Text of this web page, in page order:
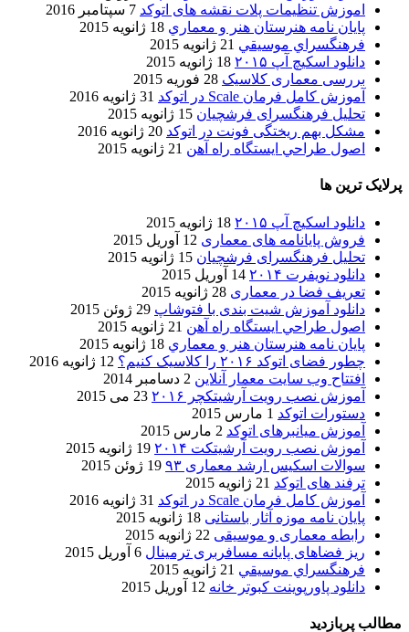
اموزش تنظیمات پلات نقشه های اتوکد 7 سپتامبر 2016
پایان نامه هنرستان هنر و معماري 18 ژانویه 2015
فرهنگسراي موسيقي 21 ژانویه 2015
دانلود اسکیچ آپ ۲۰۱۵
18 ژانویه 2015
بررسی معماری کلاسیک 28 فوریه 2015
آموزش کامل فرمان Scale در اتوکد
31 ژانویه 2016
تحلیل فرهنگسرای فرشچیان 15 ژانویه 2015
مشکل بهم ریختگی فونت در اتوکد 20 ژانویه 2016
اصول طراحي ایستگاه راه آهن 21 ژانویه 2015
پرلایک ترین ها
دانلود اسکیچ آپ ۲۰۱۵
18 ژانویه 2015
فروش پایانامه های معماری 12 آوریل 2015
تحلیل فرهنگسرای فرشچیان 15 ژانویه 2015
دانلود نویفرت ۲۰۱۴
14 آوریل 2015
تعریف فضا در معماری 28 ژانویه 2015
دانلود آموزش شیت بندی با فتوشاپ 29 ژوئن 2015
اصول طراحي ایستگاه راه آهن 21 ژانویه 2015
پایان نامه هنرستان هنر و معماري 18 ژانویه 2015
چطور فضای اتوکد ۲۰۱۶ را کلاسیک کنیم؟
12 ژانویه 2016
افتتاح وب سایت معمار آنلاین 2 دسامبر 2014
آموزش نصب رویت آرشیتکچر ۲۰۱۶
23 می 2015
دستورات اتوکد 1 مارس 2015
آموزش میانبرهای اتوکد 2 مارس 2015
آموزش نصب رویت آرشیتکت ۲۰۱۴
19 ژانویه 2015
سوالات اسکیس ارشد معماری ۹۳
19 ژوئن 2015
ترفند های اتوکد 21 ژانویه 2015
آموزش کامل فرمان Scale در اتوکد
31 ژانویه 2016
پایان نامه موزه آثار باستانی 18 ژانویه 2015
رابطه معماری و موسیقی 22 ژانویه 2015
ریز فضاهای پایانه مسافربری ترمینال 6 آوریل 2015
فرهنگسراي موسيقي 21 ژانویه 2015
دانلود پاورپوینت کبوتر خانه 12 آوریل 2015
مطالب پربازدید